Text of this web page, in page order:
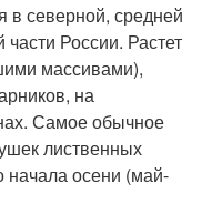
в северной, средней
России. Растет
массивами),
на
Самое обычное
лиственных
начала осени (май-